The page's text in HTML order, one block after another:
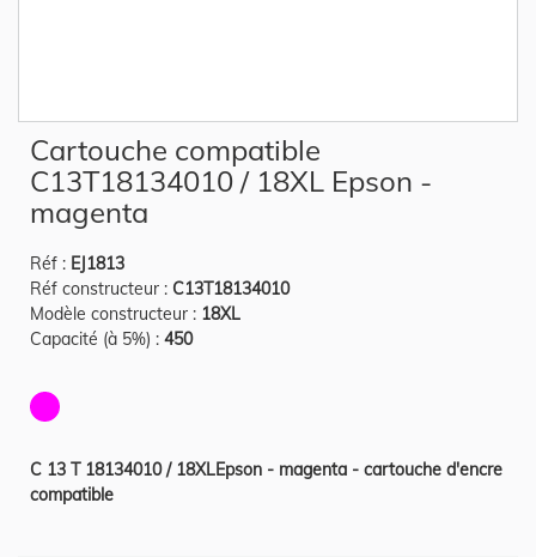
the
beginning
the
gallery
Cartouche compatible
C13T18134010 / 18XL Epson -
magenta
Réf : EJ1813
Réf constructeur : C13T18134010
Modèle constructeur : 18XL
Capacité (à 5%) : 450
C 13 T 18134010 / 18XLEpson - magenta - cartouche d'encre
compatible